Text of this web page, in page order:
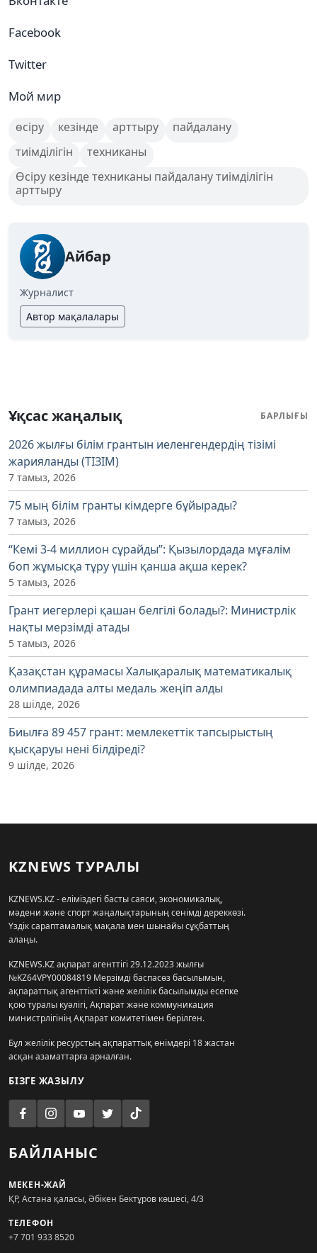
Facebook
Twitter
Мой мир
өсіру кезінде арттыру
пайдалану
тиімділігін
техниканы
Өсіру кезінде техниканы пайдалану тиімділігін
арттыру
Айбар
Журналист
Автор мақалалары
Ұқсас жаңалық БАРЛЫҒЫ
2026 жылғы білім грантын иеленгендердің тізімі
жарияланды (ТІЗІМ)
7 тамыз, 2026
75 мың білім гранты кімдерге бұйырады?
7 тамыз, 2026
“Кемі 3-4 миллион сұрайды”: Қызылордада мұғалім
боп жұмысқа тұру үшін қанша ақша керек?
5 тамыз, 2026
Грант иегерлері қашан белгілі болады?: Министрлік
нақты мерзімді атады
5 тамыз, 2026
Қазақстан құрамасы Халықаралық математикалық
олимпиадада алты медаль жеңіп алды
28 шілде, 2026
Биылға 89 457 грант: мемлекеттік тапсырыстың
қысқаруы нені білдіреді?
9 шілде, 2026
KZNEWS ТУРАЛЫ
KZNEWS.KZ - еліміздегі басты саяси, экономикалық,
мәдени және спорт жаңалықтарының сенімді дереккөзі.
Үздік сараптамалық мақала мен шынайы сұқбаттың
алаңы.
KZNEWS.KZ ақпарат агенттігі 29.12.2023 жылғы
№KZ64VPY00084819 Мерзімді баспасөз басылымын,
ақпараттық агенттікті және желілік басылымды есепке
қою туралы куәлігі, Ақпарат және коммуникация
министрлігінің Ақпарат комитетімен берілген.
Бұл желілік ресурстың ақпараттық өнімдері 18 жастан
асқан азаматтарға арналған.
БІЗГЕ ЖАЗЫЛУ
БАЙЛАНЫС
МЕКЕН-ЖАЙ
ҚР, Астана қаласы, Әбікен Бектұров көшесі, 4/3
ТЕЛЕФОН
+7 701 933 8520